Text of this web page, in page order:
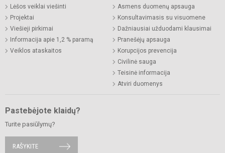
Lėšos veiklai viešinti
Projektai
Viešieji pirkimai
Informacija apie 1,2 % paramą
Veiklos ataskaitos
Asmens duomenų apsauga
Konsultavimasis su visuomene
Dažniausiai užduodami klausimai
Pranešėjų apsauga
Korupcijos prevencija
Civilinė sauga
Teisinė informacija
Atviri duomenys
Pastebėjote klaidų?
Turite pasiūlymų?
RAŠYKITE